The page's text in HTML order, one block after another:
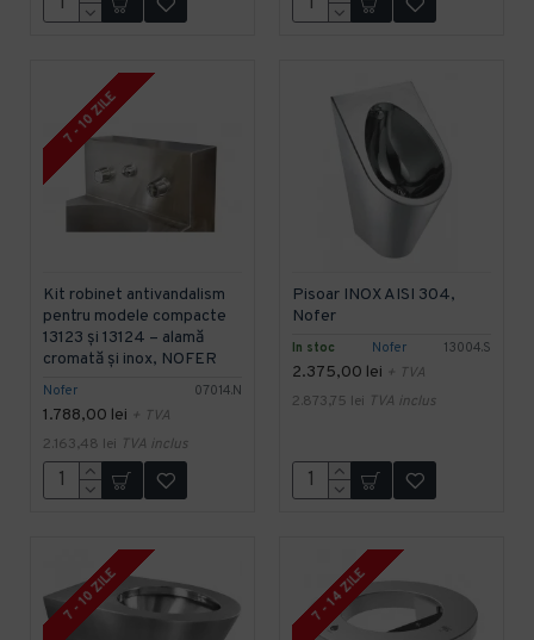
7 - 10 ZILE
Nofer 07014.N
Kit robinet antivandalism
pentru modele compacte
13123 și 13124 – alamă
cromată și inox, NOFER
1.788,00 lei + TVA
2.163,48 lei TVA inclus
In stoc Nofer 13004.S
Pisoar INOX AISI 304,
Nofer
2.375,00 lei + TVA
2.873,75 lei TVA inclus
7 - 10 ZILE 7 - 14 ZILE